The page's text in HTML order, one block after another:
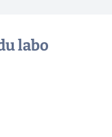
labo